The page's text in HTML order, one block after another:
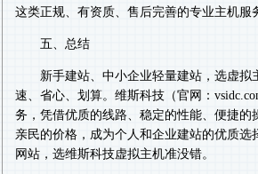
这类正规、有资质、售后完善的专业主机服
五、总结
新手建站、中小企业轻量建站，选虚拟
速、省心、划算。维斯科技（官网：
务，凭借优质的线路、稳定的性能、便捷的
亲民的价格，成为个人和企业建站的优质选
网站，选维斯科技虚拟主机准没错。